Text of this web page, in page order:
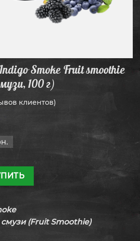
Smoke Fruit smoothie
100 г)
клиентов)
Чайная смесь Indigo Smoke Fruit
(Fruit Smoothie)